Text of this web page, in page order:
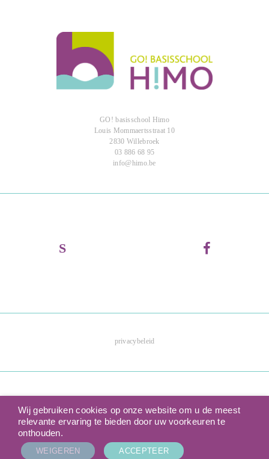
GO! basisschool Himo
Louis Mommaertsstraat 10
2830 Willebroek
03 886 68 95
info@himo.be
privacybeleid
Wij gebruiken cookies op onze website om u de meest
relevante ervaring te bieden door uw voorkeuren te
onthouden.
WEIGEREN ACCEPTEER